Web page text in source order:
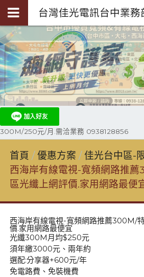
300M/250元/月.需洽業務 0938128856
首頁 優惠方案
佳光台中區-
西海岸有線電視-寬頻網路推
區光纖上網評價.家用網路最便
西海岸有線電視-寬頻網路推薦300M/
價.家用網路最便宜
光纖300M月均$250元
須年繳3000元、兩年約
選配:分享器+600元/年
免電路費、免裝機費